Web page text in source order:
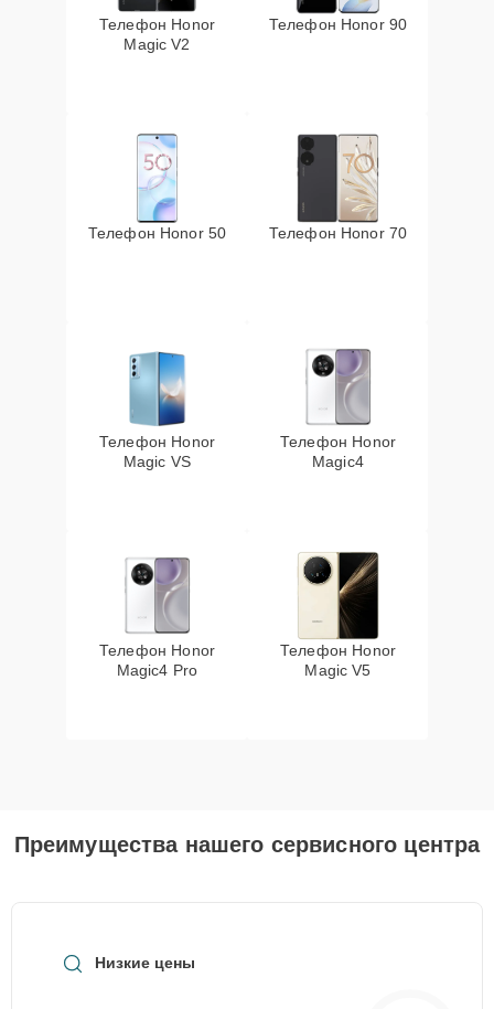
Телефон Honor
Magic V2
Телефон Honor 90
Телефон Honor 50 Телефон Honor 70
Телефон Honor
Magic VS
Телефон Honor
Magic4
Телефон Honor
Magic4 Pro
Телефон Honor
Magic V5
Преимущества нашего сервисного центра
Низкие цены